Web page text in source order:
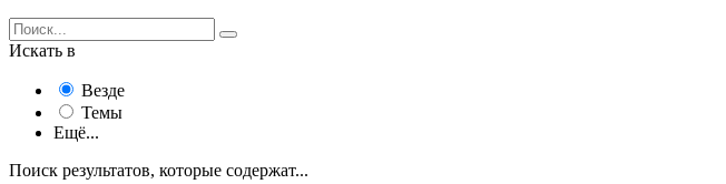
Искать в
Везде
Темы
Ещё...
Поиск результатов, которые содержат...